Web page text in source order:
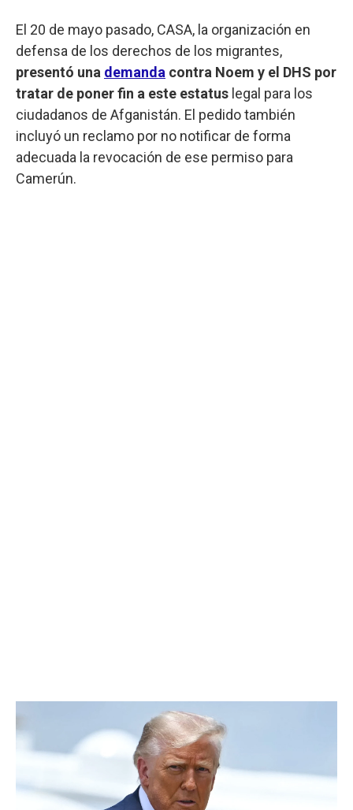
El 20 de mayo pasado, CASA, la organización en
defensa de los derechos de los migrantes,
presentó una demanda contra Noem y el DHS por
tratar de poner fin a este estatus legal para los
ciudadanos de Afganistán. El pedido también
incluyó un reclamo por no notificar de forma
adecuada la revocación de ese permiso para
Camerún.